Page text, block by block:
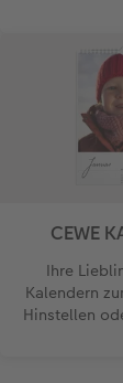
CEWE
Ihre
Kalendern
Hinstellen